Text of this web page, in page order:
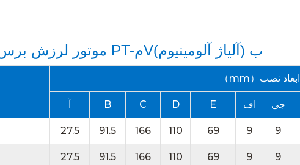
موتور لرزش برس مینیاتوری دیسی سری PT-مVب (آلیاژ آلومینیوم)
（mm）ابعاد نصب
آ B C D E اف جی
27.5 91.5 166 110 69 9 9
27.5 91.5 166 110 69 9 9